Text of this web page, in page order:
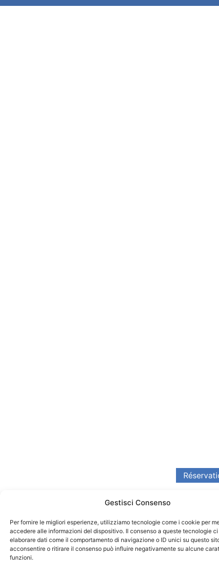
Gestisci Consenso
Per fornire le migliori esperienze, utilizziamo tecnologie come i cookie per
accedere alle informazioni del dispositivo. Il consenso a queste tecnologie
elaborare dati come il comportamento di navigazione o ID unici su questo
acconsentire o ritirare il consenso può influire negativamente su alcune
funzioni.